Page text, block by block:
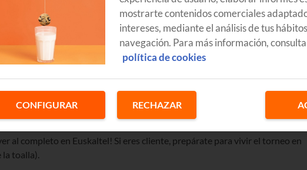
al completo en Euskaltel! Si eres cliente, prepárate para vivir el torneo en
la toalla).
mostrarte contenidos comerciales
intereses, mediante el análisis de tus
navegación. Para más información,
política de cookies
CONFIGURAR RECHAZAR